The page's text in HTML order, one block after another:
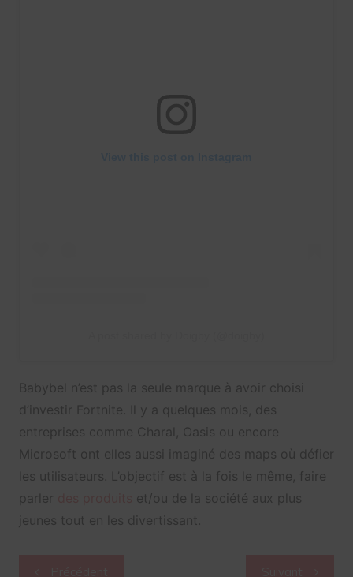
Babybel n’est pas la seule marque à avoir choisi
d’investir Fortnite. Il y a quelques mois, des
entreprises comme Charal, Oasis ou encore
Microsoft ont elles aussi imaginé des maps où défier
les utilisateurs. L’objectif est à la fois le même, faire
parler
et/ou de la société aux plus
jeunes tout en les divertissant.